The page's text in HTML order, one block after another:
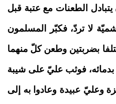
الطعنات مع عتبة قبل
لا تردّ، فكبّر المسلمون
بضربتين وطعن كلّ منهما
بدمائه، فوثب عليّ على شيبة
وعليّ عبيدة وعادوا به إلى